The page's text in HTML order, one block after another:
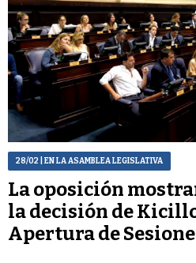
28/02 | EN LA ASAMBLEA LEGISLATIVA
La oposición
la decisión de
Apertura de